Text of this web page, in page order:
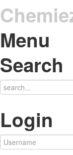
Menu
Search
Login